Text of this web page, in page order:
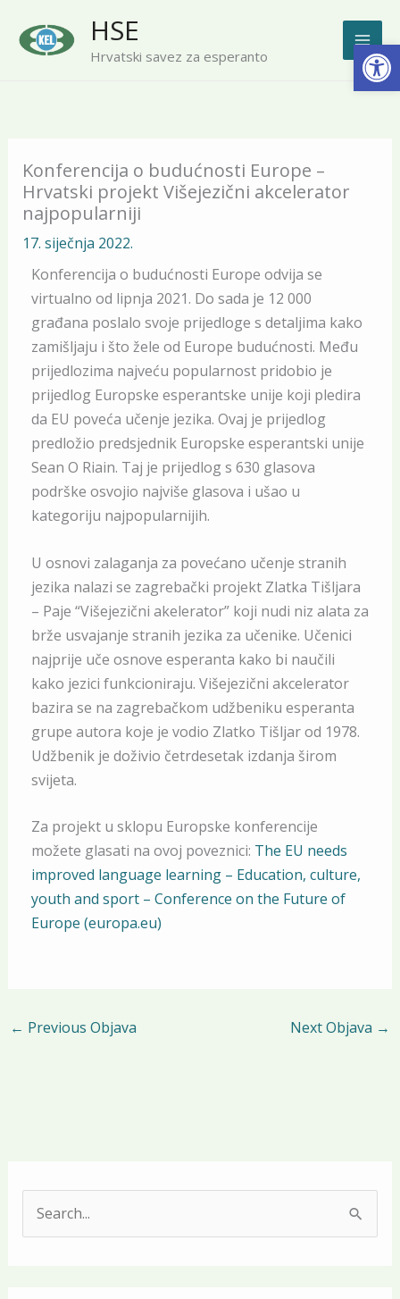
content
HSE
Hrvatski savez za esperanto
Konferencija o budućnosti Europe –
Hrvatski projekt Višejezični akcelerator
najpopularniji
17. siječnja 2022.
Konferencija o budućnosti Europe odvija se
virtualno od lipnja 2021. Do sada je 12 000
građana poslalo svoje prijedloge s detaljima kako
zamišljaju i što žele od Europe budućnosti. Među
prijedlozima najveću popularnost pridobio je
prijedlog Europske esperantske unije koji pledira
da EU poveća učenje jezika. Ovaj je prijedlog
predložio predsjednik Europske esperantski unije
Sean O Riain. Taj je prijedlog s 630 glasova
podrške osvojio najviše glasova i ušao u
kategoriju najpopularnijih.
U osnovi zalaganja za povećano učenje stranih
jezika nalazi se zagrebački projekt Zlatka Tišljara
– Paje “Višejezični akelerator” koji nudi niz alata za
brže usvajanje stranih jezika za učenike. Učenici
najprije uče osnove esperanta kako bi naučili
kako jezici funkcioniraju. Višejezični akcelerator
bazira se na zagrebačkom udžbeniku esperanta
grupe autora koje je vodio Zlatko Tišljar od 1978.
Udžbenik je doživio četrdesetak izdanja širom
svijeta.
Za projekt u sklopu Europske konferencije
možete glasati na ovoj poveznici: The EU needs
improved language learning – Education, culture,
youth and sport – Conference on the Future of
Europe (europa.eu)
← Previous Objava Next Objava →